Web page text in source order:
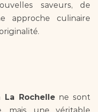
saveurs, de
approche culinaire
La Rochelle ne sont